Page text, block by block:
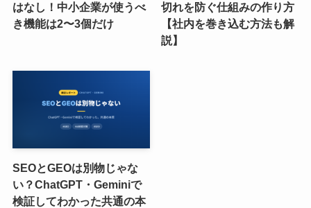
はなし！中小企業が使うべ
き機能は2〜3個だけ
切れを防ぐ仕組みの作り方
【社内を巻き込む方法も解
説】
SEOとGEOは別物じゃな
い？ChatGPT・Geminiで
検証してわかった共通の本